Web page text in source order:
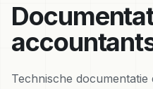
Technische